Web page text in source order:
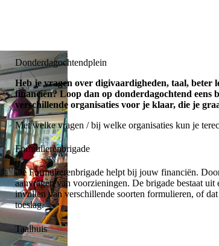
Donderdagochtendplein
Heb je vragen over digivaardigheden, taal, beter
financiën? Loop dan op donderdagochtend
verschillende organisaties voor je klaar, die je
Met welke vragen / bij welke organisaties kun je
Formulierenbrigade
De Formulierenbrigade helpt bij jouw financiën.
aanvragen van voorzieningen. De brigade bestaat
invullen van verschillende soorten formulieren, of
toeslag.
Taalhuis